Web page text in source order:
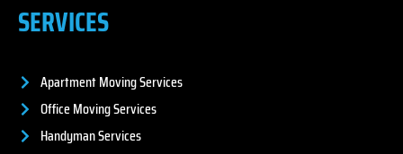
SERVICES
Apartment Moving Services
Office Moving Services
Handyman Services